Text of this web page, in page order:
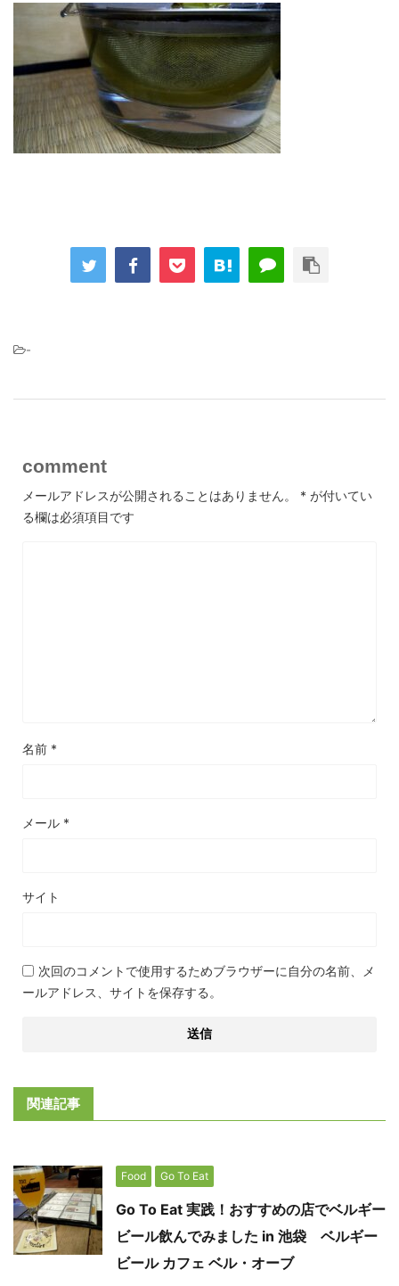
-
comment
メールアドレスが公開されることはありません。 * が付いてい
る欄は必須項目です
名前 *
メール *
サイト
次回のコメントで使用するためブラウザーに自分の名前、メ
ールアドレス、サイトを保存する。
関連記事
Food Go To Eat
Go To Eat 実践！おすすめの店でベルギー
ビール飲んでみました in 池袋 ベルギー
ビール カフェ ベル・オーブ